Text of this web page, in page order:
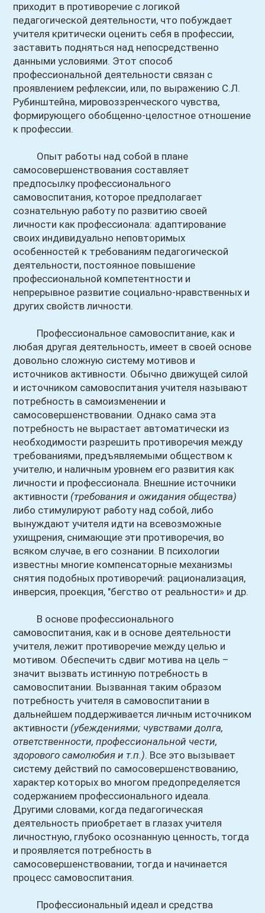
приходит в противоречие с логикой
педагогической деятельности, что побуждает
учителя критически оценить себя в профессии,
заставить подняться над непосредственно
данными условиями. Этот способ
профессиональной деятельности связан с
проявлением рефлексии, или, по выражению С.Л.
Рубинштейна, мировоззренческого чувства,
формирующего обобщенно-целостное отношение
к профессии.
Опыт работы над собой в плане
самосовершенствования составляет
предпосылку профессионального
самовоспитания, которое предполагает
сознательную работу по развитию своей
личности как профессионала: адаптирование
своих индивидуально неповторимых
особенностей к требованиям педагогической
деятельности, постоянное повышение
профессиональной компетентности и
непрерывное развитие социально-нравственных и
других свойств личности.
Профессиональное самовоспитание, как и
любая другая деятельность, имеет в своей основе
довольно сложную систему мотивов и
источников активности. Обычно движущей силой
и источником самовоспитания учителя называют
потребность в самоизменении и
самосовершенствовании. Однако сама эта
потребность не вырастает автоматически из
необходимости разрешить противоречия между
требованиями, предъявляемыми обществом к
учителю, и наличным уровнем его развития как
личности и профессионала. Внешние источники
активности (требования и ожидания общества)
либо стимулируют работу над собой, либо
вынуждают учителя идти на всевозможные
ухищрения, снимающие эти противоречия, во
всяком случае, в его сознании. В психологии
известны многие компенсаторные механизмы
снятия подобных противоречий: рационализация,
инверсия, проекция, "бегство от реальности» и др.
В основе профессионального
самовоспитания, как и в основе деятельности
учителя, лежит противоречие между целью и
мотивом. Обеспечить сдвиг мотива на цель –
значит вызвать истинную потребность в
самовоспитании. Вызванная таким образом
потребность учителя в самовоспитании в
дальнейшем поддерживается личным источником
активности (убеждениями; чувствами долга,
ответственности, профессиональной чести,
здорового самолюбия и т.п.). Все это вызывает
систему действий по самосовершенствованию,
характер которых во многом предопределяется
содержанием профессионального идеала.
Другими словами, когда педагогическая
деятельность приобретает в глазах учителя
личностную, глубоко осознанную ценность, тогда
и проявляется потребность в
самосовершенствовании, тогда и начинается
процесс самовоспитания.
Профессиональный идеал и средства